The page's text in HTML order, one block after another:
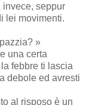
invece, seppur
lei movimenti.
»
una certa
febbre ti lascia
debole ed avresti
al risposo è un